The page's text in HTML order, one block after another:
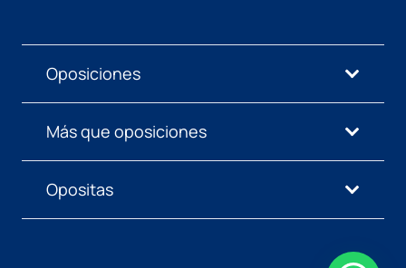
Oposiciones
Más que oposiciones
Opositas